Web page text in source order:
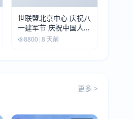
世联盟北京中心 庆祝八
一建军节 庆祝中国人民
解放军建军99周年
8800|8 天前
更多 >